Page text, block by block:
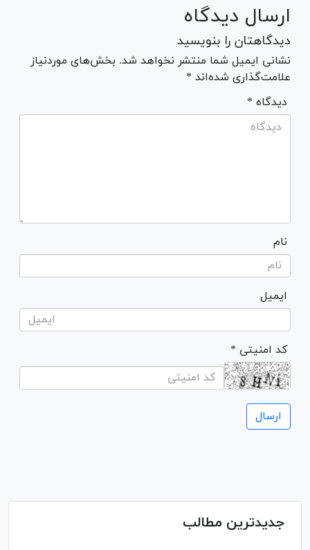
ارسال دیدگاه
دیدگاهتان را بنویسید
نشانی ایمیل شما منتشر نخواهد شد. بخش‌های موردنیاز
علامت‌گذاری شده‌اند *
* دیدگاه
نام
ایمیل
* کد امنیتی
جدیدترین مطالب